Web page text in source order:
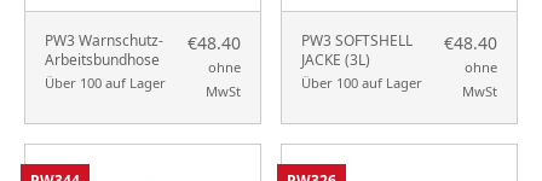
PW3 Warnschutz-
Arbeitsbundhose
Über 100 auf Lager
€48.40
ohne
MwSt
PW3 SOFTSHELL
JACKE (3L)
Über 100 auf Lager
€48.40
ohne
MwSt